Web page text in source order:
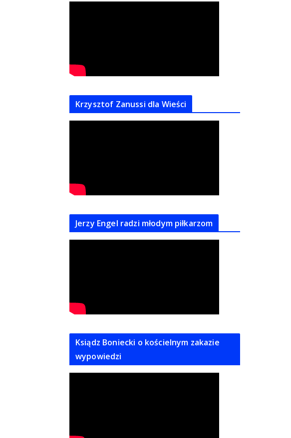
Krzysztof Zanussi dla Wieści
Jerzy Engel radzi młodym piłkarzom
Ksiądz Boniecki o kościelnym zakazie
wypowiedzi